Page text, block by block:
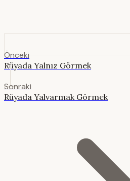
Önceki
Rüyada Yalnız Görmek
Sonraki
Rüyada Yalvarmak Görmek